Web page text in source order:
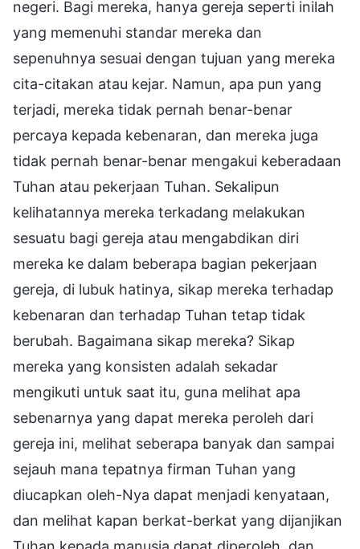
negeri. Bagi mereka, hanya gereja seperti inilah
yang memenuhi standar mereka dan
sepenuhnya sesuai dengan tujuan yang mereka
cita-citakan atau kejar. Namun, apa pun yang
terjadi, mereka tidak pernah benar-benar
percaya kepada kebenaran, dan mereka juga
tidak pernah benar-benar mengakui keberadaan
Tuhan atau pekerjaan Tuhan. Sekalipun
kelihatannya mereka terkadang melakukan
sesuatu bagi gereja atau mengabdikan diri
mereka ke dalam beberapa bagian pekerjaan
gereja, di lubuk hatinya, sikap mereka terhadap
kebenaran dan terhadap Tuhan tetap tidak
berubah. Bagaimana sikap mereka? Sikap
mereka yang konsisten adalah sekadar
mengikuti untuk saat itu, guna melihat apa
sebenarnya yang dapat mereka peroleh dari
gereja ini, melihat seberapa banyak dan sampai
sejauh mana tepatnya firman Tuhan yang
diucapkan oleh-Nya dapat menjadi kenyataan,
dan melihat kapan berkat-berkat yang dijanjikan